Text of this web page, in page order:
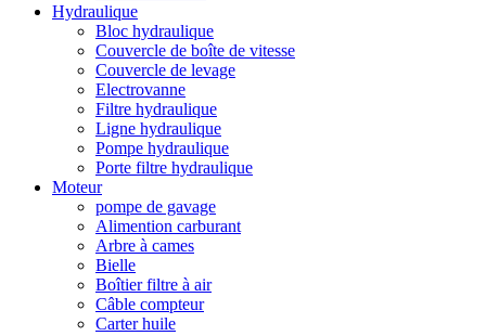
Hydraulique
Bloc hydraulique
Couvercle de boîte de vitesse
Couvercle de levage
Electrovanne
Filtre hydraulique
Ligne hydraulique
Pompe hydraulique
Porte filtre hydraulique
Moteur
pompe de gavage
Alimention carburant
Arbre à cames
Bielle
Boîtier filtre à air
Câble compteur
Carter huile